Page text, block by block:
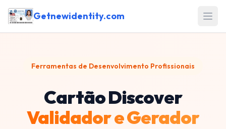
Getnewidentity.com
Ferramentas de Desenvolvimento Profissionais
Cartão Discover
Validador e Gerador